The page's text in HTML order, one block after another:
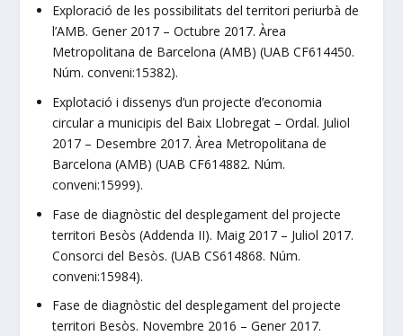
Exploració de les possibilitats del territori periurbà de
l’AMB. Gener 2017 – Octubre 2017. Àrea
Metropolitana de Barcelona (AMB) (UAB CF614450.
Núm. conveni:15382).
Explotació i dissenys d’un projecte d’economia
circular a municipis del Baix Llobregat – Ordal. Juliol
2017 – Desembre 2017. Àrea Metropolitana de
Barcelona (AMB) (UAB CF614882. Núm.
conveni:15999).
Fase de diagnòstic del desplegament del projecte
territori Besòs (Addenda II). Maig 2017 – Juliol 2017.
Consorci del Besòs. (UAB CS614868. Núm.
conveni:15984).
Fase de diagnòstic del desplegament del projecte
territori Besòs. Novembre 2016 – Gener 2017.